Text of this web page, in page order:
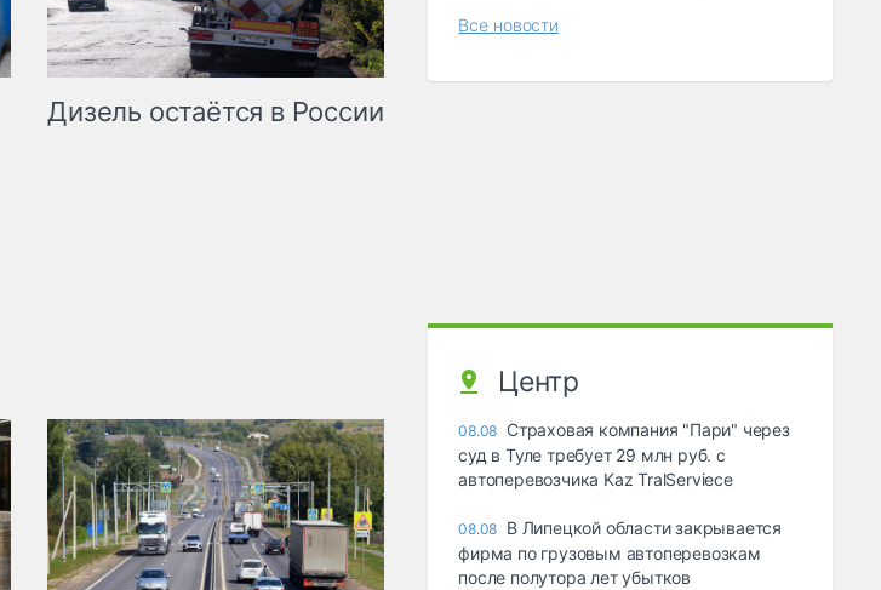
Дизель остаётся в России
Все новости
Центр
08.08 Страховая компания "Пари" через
суд в Туле требует 29 млн руб. с
автоперевозчика Kaz TralServiece
08.08 В Липецкой области закрывается
фирма по грузовым автоперевозкам
после полутора лет убытков